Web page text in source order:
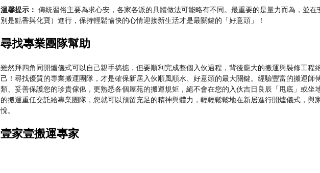
溫馨提示： 傳統習俗主要為求心安，各家各派的具體做法可能略有不同。最重要的是量力而為，並在
別是點香與化寶）進行，保持輕鬆愉快的心情迎接新生活才是最關鍵的「好意頭」！
尋找專業團隊幫助
雖然拜四角同開爐儀式可以自己親手搞掂，但要順利完成整個入伙過程，背後龐大的搬運與裝修工程
己！尋找優質的專業搬運團隊，才是確保新居入伙順風順水、好意頭的最大關鍵。經驗豐富的搬運師
類、妥善保護您的珍貴傢俬，更熟悉各個屋苑的搬運規矩，絕不會在您的入伙吉日良辰「甩底」或坐
的搬運重任交託給專業團隊，您就可以預留充足的精神與體力，輕輕鬆鬆地在新居進行開爐儀式，與
悅。
壹家壹搬運專家